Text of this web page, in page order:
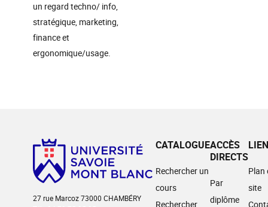
un regard techno/ info,
stratégique, marketing,
finance et
ergonomique/usage.
27 rue Marcoz 73000 CHAMBÉRY
CATALOGUE
Rechercher un
cours
Rechercher
ACCÈS
DIRECTS
Par
diplôme
Plan
site